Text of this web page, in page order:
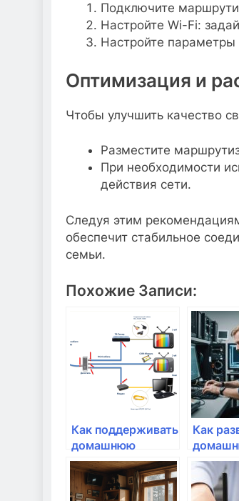
Подключите
Настройте Wi-Fi:
Настройте параметры
Оптимизация и
Чтобы улучшить качество
Разместите
При необходимости
действия сети.
Следуя этим
обеспечит стабильное
семьи.
Похожие Записи:
Как поддерживать
домашнюю
интернет-сеть в
рабочем
состоянии
Как
для
работы?